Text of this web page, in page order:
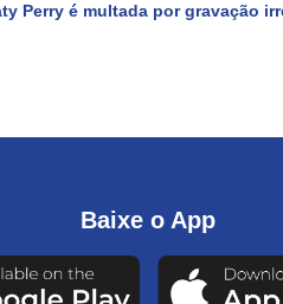
Baixe o App